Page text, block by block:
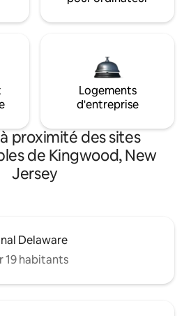
Logements
d'entreprise
proximité des sites
de Kingwood, New
Jersey
Delaware
19 habitants